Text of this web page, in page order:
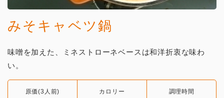
みそキャベツ鍋
味噌を加えた、ミネストローネベースは和洋折衷な味わ
い。
原価(3人前) カロリー 調理時間